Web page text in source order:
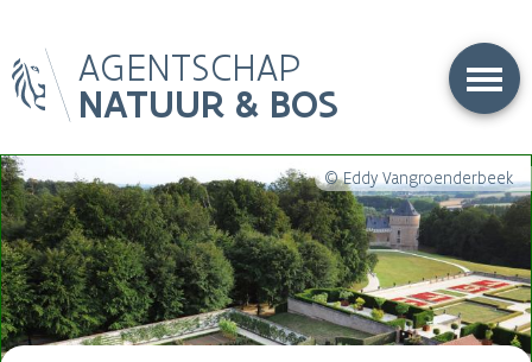
en
naar
gaan
AGENTSCHAP
NATUUR & BOS
© Eddy Vangroenderbeek